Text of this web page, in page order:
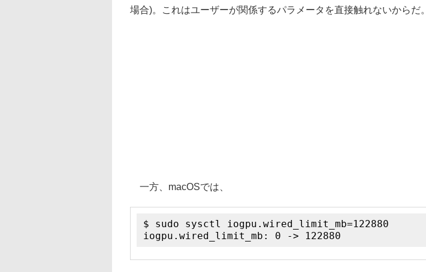
場合)。これはユーザーが関係するパラメータを直接触れないからだ。
一方、macOSでは、
$ sudo sysctl iogpu.wired_limit_mb=122880
iogpu.wired_limit_mb: 0 -> 122880